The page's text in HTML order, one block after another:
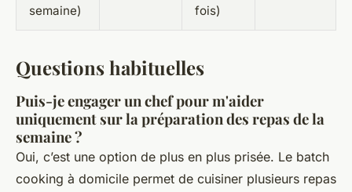
semaine)
fois)
Questions habituelles
Puis-je engager un chef pour m'aider
uniquement sur la préparation des repas de la
semaine ?
Oui, c’est une option de plus en plus prisée. Le batch
cooking à domicile permet de cuisiner plusieurs repas